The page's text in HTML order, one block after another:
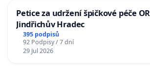
Petice za udržení špičkové péče
Jindřichův Hradec
395 podpisů
92 Podpisy / 7 dní
29 Jul 2026